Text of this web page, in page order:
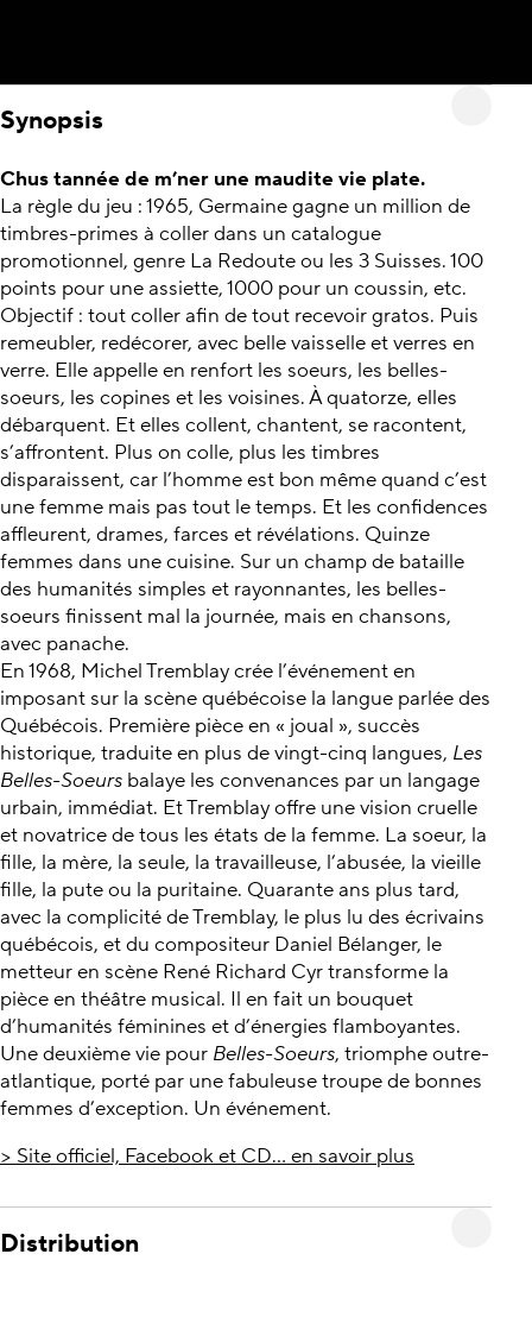
Synopsis
Chus tannée de m’ner une maudite vie plate.
La règle du jeu : 1965, Germaine gagne un million de
timbres-primes à coller dans un catalogue
promotionnel, genre La Redoute ou les 3 Suisses. 100
points pour une assiette, 1000 pour un coussin, etc.
Objectif : tout coller afin de tout recevoir gratos. Puis
remeubler, redécorer, avec belle vaisselle et verres en
verre. Elle appelle en renfort les soeurs, les belles-
soeurs, les copines et les voisines. À quatorze, elles
débarquent. Et elles collent, chantent, se racontent,
s’affrontent. Plus on colle, plus les timbres
disparaissent, car l’homme est bon même quand c’est
une femme mais pas tout le temps. Et les confidences
affleurent, drames, farces et révélations. Quinze
femmes dans une cuisine. Sur un champ de bataille
des humanités simples et rayonnantes, les belles-
soeurs finissent mal la journée, mais en chansons,
avec panache.
En 1968, Michel Tremblay crée l’événement en
imposant sur la scène québécoise la langue parlée des
Québécois. Première pièce en « joual », succès
historique, traduite en plus de vingt-cinq langues, Les
Belles-Soeurs balaye les convenances par un langage
urbain, immédiat. Et Tremblay offre une vision cruelle
et novatrice de tous les états de la femme. La soeur, la
fille, la mère, la seule, la travailleuse, l’abusée, la vieille
fille, la pute ou la puritaine. Quarante ans plus tard,
avec la complicité de Tremblay, le plus lu des écrivains
québécois, et du compositeur Daniel Bélanger, le
metteur en scène René Richard Cyr transforme la
pièce en théâtre musical. Il en fait un bouquet
d’humanités féminines et d’énergies flamboyantes.
Une deuxième vie pour Belles-Soeurs, triomphe outre-
atlantique, porté par une fabuleuse troupe de bonnes
femmes d’exception. Un événement.
> Site officiel, Facebook et CD... en savoir plus
Distribution